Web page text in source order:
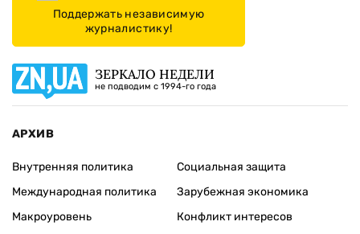
Поддержать независимую
журналистику!
ЗЕРКАЛО НЕДЕЛИ
не подводим с 1994-го года
АРХИВ
Внутренняя политика
Международная политика
Макроуровень
Социальная защита
Зарубежная экономика
Конфликт интересов